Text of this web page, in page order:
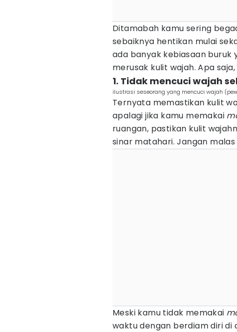
Ditamabah kamu sering
sebaiknya hentikan mulai
ada banyak kebiasaan buruk
merusak kulit wajah. Apa saja,
1. Tidak mencuci wajah
ilustrasi seseorang yang mencuci wajah
Ternyata memastikan kulit
apalagi jika kamu memakai
ruangan, pastikan kulit
sinar matahari. Jangan
Meski kamu tidak memakai
waktu dengan berdiam diri di